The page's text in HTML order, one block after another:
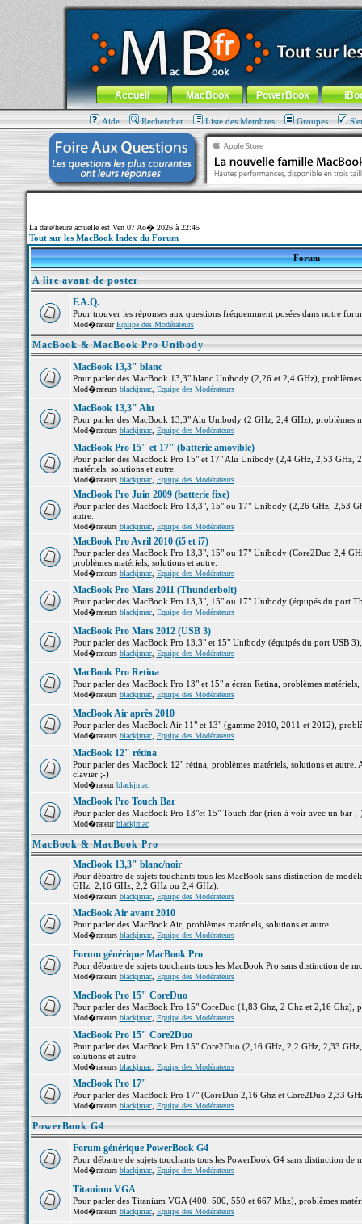
MacBook-fr.com : 100% Apple... 100% nomade !
Aller au contenu-Aller au menu général-Aller au menu de
Menu général
Accueil MacBook PowerBook
Aide Rechercher Liste des Membres Groupes
La date/heure actuelle est Ven 07 Ao� 2026 à 22:45
Tout sur les MacBook Index du Forum
Forum
A lire avant de poster
F.A.Q.
Pour trouver les réponses aux questions fréquemment posées dans notre
Mod�rateurEquipe des Modérateurs
MacBook & MacBook Pro Unibody
MacBook 13,3" blanc
Pour parler des MacBook 13,3" blanc Unibody (2,26 et 2,4 GHz),
Mod�rateurs blackjmac, Equipe des Modérateurs
MacBook 13,3" Alu
Pour parler des MacBook 13,3" Alu Unibody (2 GHz, 2,4 GHz), problèmes
Mod�rateurs blackjmac, Equipe des Modérateurs
MacBook Pro 15" et 17" (batterie amovible)
Pour parler des MacBook Pro 15" et 17" Alu Unibody (2,4 GHz, 2,53 GHz,
matériels, solutions et autre.
Mod�rateurs blackjmac, Equipe des Modérateurs
MacBook Pro Juin 2009 (batterie fixe)
Pour parler des MacBook Pro 13,3", 15" ou 17" Unibody (2,26 GHz, 2,53
autre.
Mod�rateurs blackjmac, Equipe des Modérateurs
MacBook Pro Avril 2010 (i5 et i7)
Pour parler des MacBook Pro 13,3", 15" ou 17" Unibody (Core2Duo 2,4
problèmes matériels, solutions et autre.
Mod�rateurs blackjmac, Equipe des Modérateurs
MacBook Pro Mars 2011 (Thunderbolt)
Pour parler des MacBook Pro 13,3", 15" ou 17" Unibody (équipés du port
Mod�rateurs blackjmac, Equipe des Modérateurs
MacBook Pro Mars 2012 (USB 3)
Pour parler des MacBook Pro 13,3" et 15" Unibody (équipés du port USB
Mod�rateurs blackjmac, Equipe des Modérateurs
MacBook Pro Retina
Pour parler des MacBook Pro 13" et 15" a écran Retina, problèmes matériels,
Mod�rateurs blackjmac, Equipe des Modérateurs
MacBook Air après 2010
Pour parler des MacBook Air 11" et 13" (gamme 2010, 2011 et 2012),
Mod�rateurs blackjmac, Equipe des Modérateurs
MacBook 12" rétina
Pour parler des MacBook 12" rétina, problèmes matériels, solutions et
clavier ;-)
Mod�rateurblackjmac
MacBook Pro Touch Bar
Pour parler des MacBook Pro 13"et 15" Touch Bar (rien à voir avec un bar
Mod�rateurblackjmac
MacBook & MacBook Pro
MacBook 13,3" blanc/noir
Pour débattre de sujets touchants tous les MacBook sans distinction de
GHz, 2,16 GHz, 2,2 GHz ou 2,4 GHz).
Mod�rateurs blackjmac, Equipe des Modérateurs
MacBook Air avant 2010
Pour parler des MacBook Air, problèmes matériels, solutions et autre.
Mod�rateurs blackjmac, Equipe des Modérateurs
Forum générique MacBook Pro
Pour débattre de sujets touchants tous les MacBook Pro sans distinction de
Mod�rateurs blackjmac, Equipe des Modérateurs
MacBook Pro 15" CoreDuo
Pour parler des MacBook Pro 15" CoreDuo (1,83 Ghz, 2 Ghz et 2,16 Ghz),
Mod�rateurs blackjmac, Equipe des Modérateurs
MacBook Pro 15" Core2Duo
Pour parler des MacBook Pro 15" Core2Duo (2,16 GHz, 2,2 GHz, 2,33
solutions et autre.
Mod�rateurs blackjmac, Equipe des Modérateurs
MacBook Pro 17"
Pour parler des MacBook Pro 17" (CoreDuo 2,16 Ghz et Core2Duo 2,33
Mod�rateurs blackjmac, Equipe des Modérateurs
PowerBook G4
Forum générique PowerBook G4
Pour débattre de sujets touchants tous les PowerBook G4 sans distinction de
Mod�rateurs blackjmac, Equipe des Modérateurs
Titanium VGA
Pour parler des Titanium VGA (400, 500, 550 et 667 Mhz), problèmes
Mod�rateurs blackjmac, Equipe des Modérateurs